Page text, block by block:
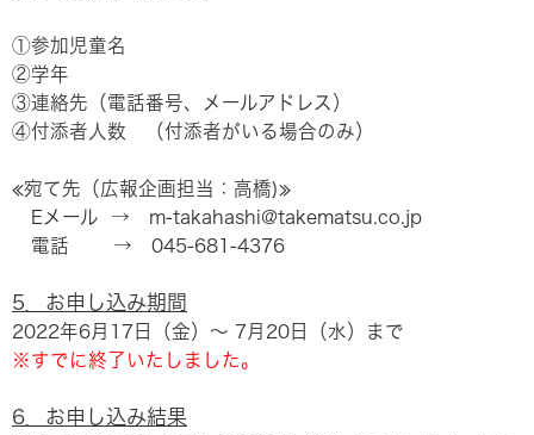
①参加児童名
②学年
③連絡先（電話番号、メールアドレス）
④付添者人数 （付添者がいる場合のみ）
≪宛て先（広報企画担当：高橋)≫
Eメール → m-takahashi@takematsu.co.jp
電話 → 045-681-4376
5．お申し込み期間
2022年6月17日（金）～ 7月20日（水）まで
※すでに終了いたしました。
6．お申し込み結果